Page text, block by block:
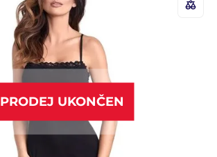
PRODEJ UKONČEN